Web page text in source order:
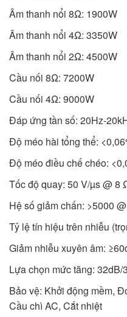
Âm thanh nổi 8Ω: 1900W
Âm thanh nổi 4Ω: 3350W
Âm thanh nổi 2Ω: 4500W
Cầu nối 8Ω: 7200W
Cầu nối 4Ω: 9000W
Đáp ứng tần số: 20Hz-
Độ méo hài tổng thể:
Độ méo điều chế chéo:
Tốc độ quay: 50 V/µs @ 8
Hệ số giảm chấn: >5000
Tỷ lệ tín hiệu trên nhiễu
Giảm nhiễu xuyên âm:
Lựa chọn mức tăng: 32dB/
Bảo vệ: Khởi động mềm,
Cầu chì AC, Cắt nhiệt